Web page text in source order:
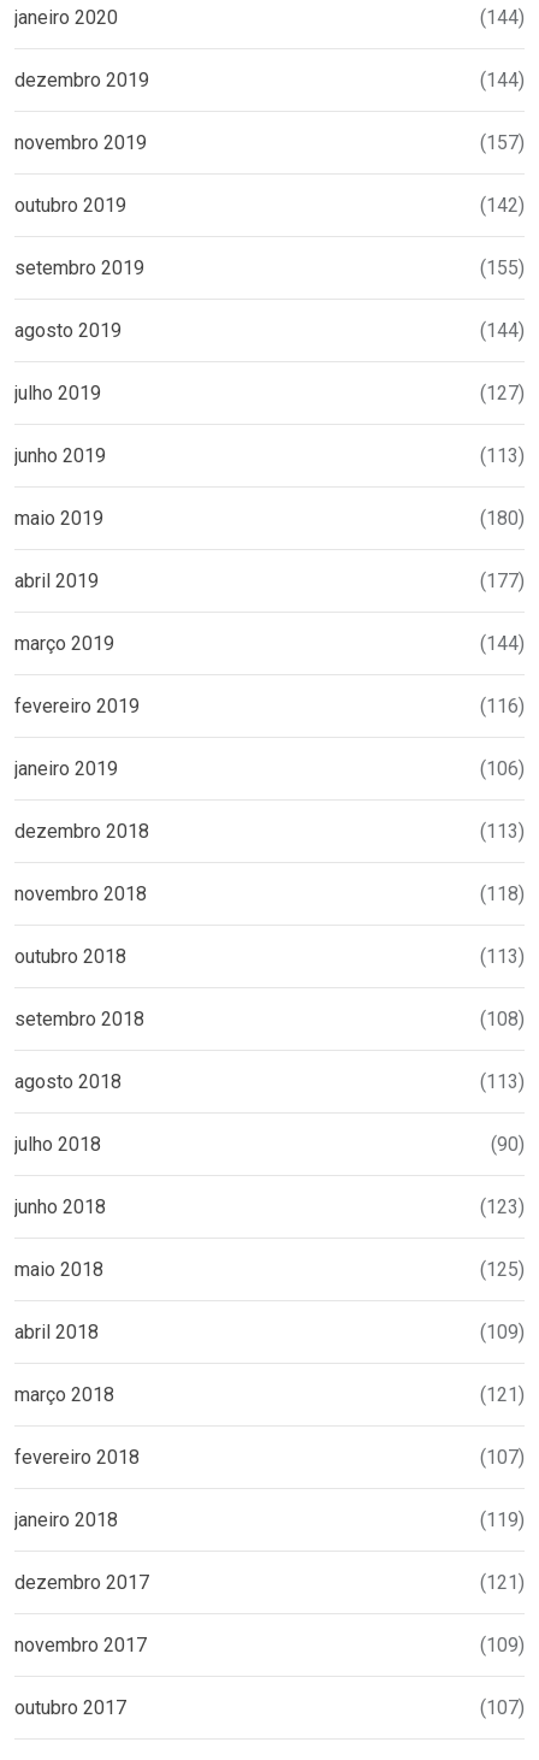
janeiro 2020 (144)
dezembro 2019 (144)
novembro 2019 (157)
outubro 2019 (142)
setembro 2019 (155)
agosto 2019 (144)
julho 2019 (127)
junho 2019 (113)
maio 2019 (180)
abril 2019 (177)
março 2019 (144)
fevereiro 2019 (116)
janeiro 2019 (106)
dezembro 2018 (113)
novembro 2018 (118)
outubro 2018 (113)
setembro 2018 (108)
agosto 2018 (113)
julho 2018 (90)
junho 2018 (123)
maio 2018 (125)
abril 2018 (109)
março 2018 (121)
fevereiro 2018 (107)
janeiro 2018 (119)
dezembro 2017 (121)
novembro 2017 (109)
outubro 2017 (107)